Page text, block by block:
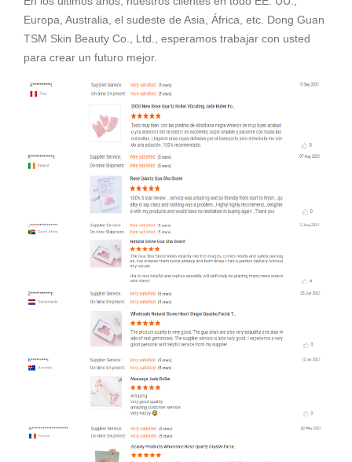
Europa, Australia, el sudeste de Asia, África, etc. Dong Guan
TSM Skin Beauty Co., Ltd., esperamos trabajar con usted
para crear un futuro mejor.